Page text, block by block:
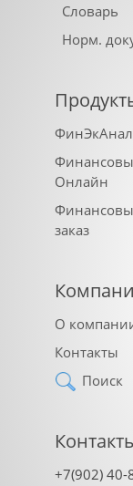
Словарь
Норм.
Онлайн
заказ
О
Контакты
Поиск
+7(902) 40-